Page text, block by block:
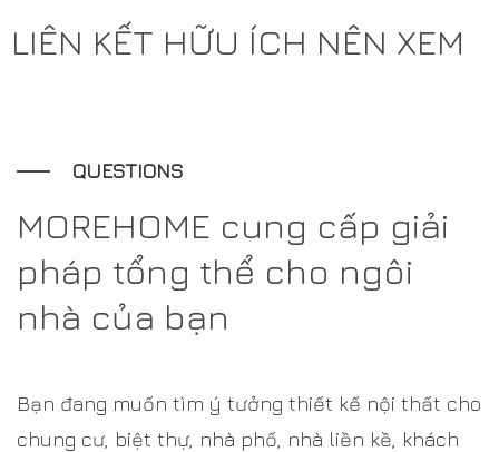
LIÊN KẾT HỮU ÍCH NÊN XEM
QUESTIONS
MOREHOME cung cấp giải
pháp tổng thể cho ngôi
nhà của bạn
Bạn đang muốn tìm ý tưởng thiết kế nội thất cho
chung cư, biệt thự, nhà phố, nhà liền kề, khách